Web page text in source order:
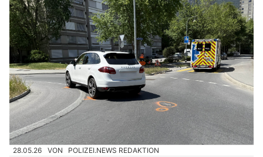
28.05.26 VON POLIZEI.NEWS REDAKTION